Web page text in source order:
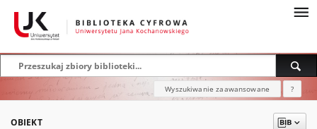
Wyszukiwanie zaawansowane ?
OBIEKT